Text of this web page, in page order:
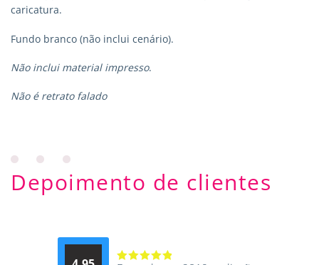
caricatura.
Fundo branco (não inclui cenário).
Não inclui material impresso.
Não é retrato falado
Depoimento de clientes